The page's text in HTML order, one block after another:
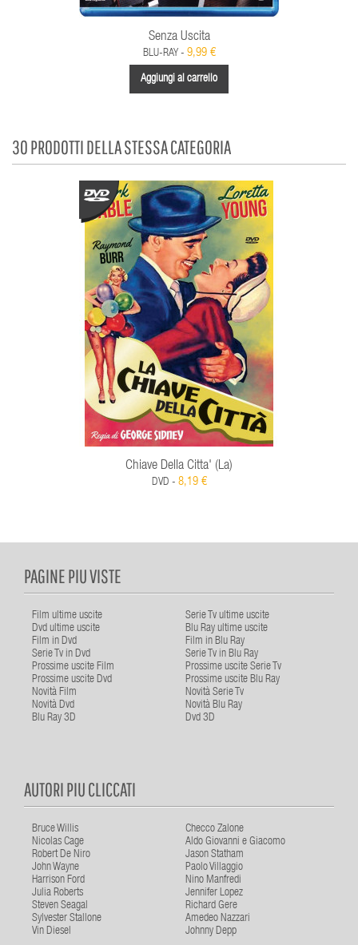
Senza Uscita
BLU-RAY - 9,99 €
Aggiungi al carrello
30 PRODOTTI DELLA STESSA CATEGORIA
Chiave Della Citta' (La)
DVD - 8,19 €
PAGINE PIU VISTE
Film ultime uscite
Serie Tv ultime uscite
Dvd ultime uscite
Blu Ray ultime uscite
Film in Dvd
Film in Blu Ray
Serie Tv in Dvd
Serie Tv in Blu Ray
Prossime uscite Film
Prossime uscite Serie Tv
Prossime uscite Dvd
Prossime uscite Blu Ray
Novità Film
Novità Serie Tv
Novità Dvd
Novità Blu Ray
Blu Ray 3D
Dvd 3D
AUTORI PIU CLICCATI
Bruce Willis
Checco Zalone
Nicolas Cage
Aldo Giovanni e Giacomo
Robert De Niro
Jason Statham
John Wayne
Paolo Villaggio
Harrison Ford
Nino Manfredi
Julia Roberts
Jennifer Lopez
Steven Seagal
Richard Gere
Sylvester Stallone
Amedeo Nazzari
Vin Diesel
Johnny Depp